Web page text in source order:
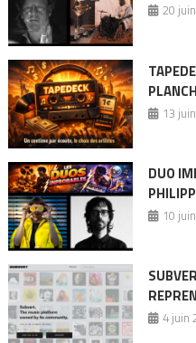
20
13
DUO
10
4 juin